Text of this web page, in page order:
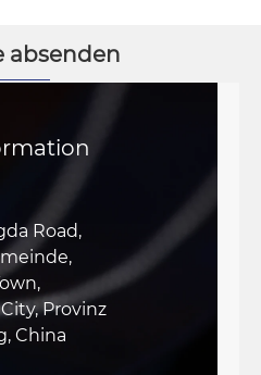
absenden
Road,
Provinz
China